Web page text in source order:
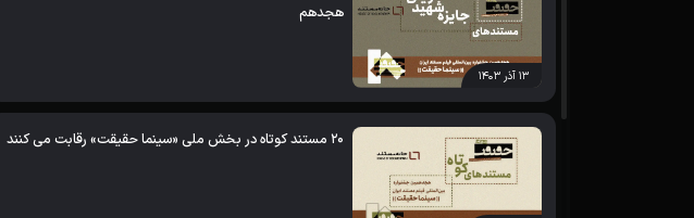
۱۳ آذر ۱۴۰۳
هجدهم
20 مستند کوتاه در بخش ملی «سینما حقیقت» رقابت می کنند